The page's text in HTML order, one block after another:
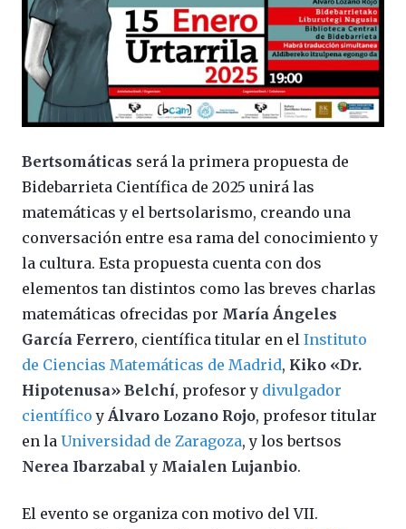
Bertsomáticas será la primera propuesta de
Bidebarrieta Científica de 2025 unirá las
matemáticas y el bertsolarismo, creando una
conversación entre esa rama del conocimiento y
la cultura. Esta propuesta cuenta con dos
elementos tan distintos como las breves charlas
matemáticas ofrecidas por María Ángeles
García Ferrero, científica titular en el Instituto
de Ciencias Matemáticas de Madrid, Kiko «Dr.
Hipotenusa» Belchí, profesor y divulgador
científico y Álvaro Lozano Rojo, profesor titular
en la Universidad de Zaragoza, y los bertsos
Nerea Ibarzabal y Maialen Lujanbio.
El evento se organiza con motivo del VII.